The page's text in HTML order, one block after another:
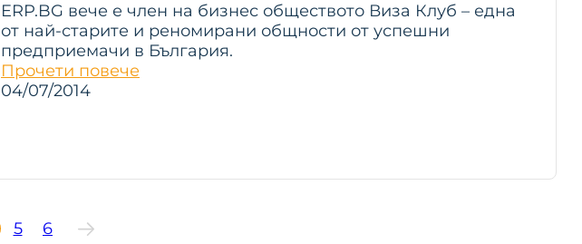
ERP.BG вече е член на бизнес обществото Виза Клуб – една
от най-старите и реномирани общности от успешни
предприемачи в България.
Прочети повече
04/07/2014
5 6